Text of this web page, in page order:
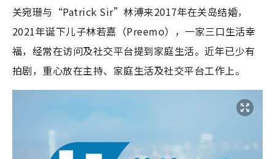
关宛珊与“Patrick Sir”林溥来2017年在关岛结婚，
2021年诞下儿子林若嘉（Preemo），一家三口生活幸
福，经常在访问及社交平台提到家庭生活。近年已少有
拍剧，重心放在主持、家庭生活及社交平台工作上。